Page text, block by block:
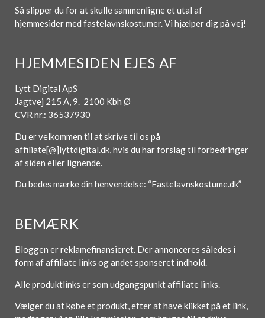
Så slipper du for at skulle sammenligne et utal af
hjemmesider med fastelavnskostumer. Vi hjælper dig på vej!
HJEMMESIDEN EJES AF
Lytt Digital ApS
Jagtvej 215 A, 9. 2100 Kbh Ø
CVR nr.: 36537930
Du er velkommen til at skrive til os på
affiliate[@]lyttdigital.dk, hvis du har forslag til forbedringer
af siden eller lignende.
Du bedes mærke din henvendelse: “Fastelavnskostume.dk”
BEMÆRK
Bloggen er reklamefinansieret. Der annonceres således i
form af affiliate links og andet sponseret indhold.
Alle produktlinks er som udgangspunkt affiliate links.
Vælger du at købe et produkt, efter at have klikket på et link,